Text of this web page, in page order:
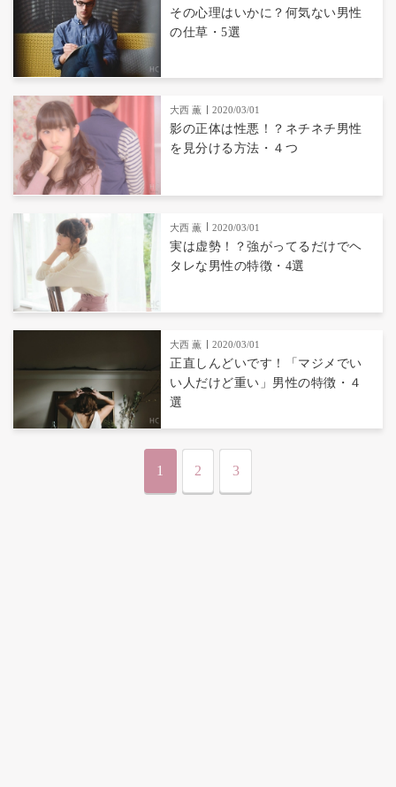
その心理はいかに？何気ない男性
の仕草・5選
大西 薫 2020/03/01
影の正体は性悪！？ネチネチ男性
を見分ける方法・４つ
大西 薫 2020/03/01
実は虚勢！？強がってるだけでヘ
タレな男性の特徴・4選
大西 薫 2020/03/01
正直しんどいです！「マジメでい
い人だけど重い」男性の特徴・４
選
1 2 3